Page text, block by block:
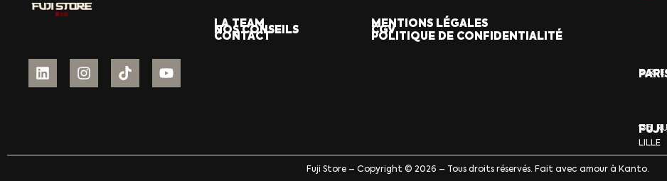
LA TEAM
NOS CONSEILS
CONTACT
MENTIONS LÉGALES
CGV
POLITIQUE DE CONFIDENTIALITÉ
6, RUE
FUJI
136,
LILLE
Fuji Store – Copyright © 2026 – Tous droits réservés. Fait avec amour à Kanto.